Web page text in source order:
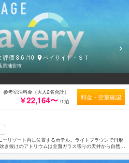
リゾート内に位置するホテル。ライトブラウンで円形
き抜けのアトリウムは全面ガラス張りの天井から自然光
客室はサンドベージュを基調に温かみのあるオレンジを
カラーをベースに落ち着きのあるインテリアのタイプや
評価8.6 /10 ベイサイド・ＳＴ
県浦安市
参考宿泊料金（大人2名合計）
￥22,164〜 /1泊
料金・空室確認